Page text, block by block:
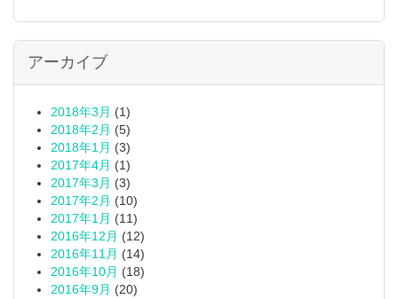
アーカイブ
2018年3月 (1)
2018年2月 (5)
2018年1月 (3)
2017年4月 (1)
2017年3月 (3)
2017年2月 (10)
2017年1月 (11)
2016年12月 (12)
2016年11月 (14)
2016年10月 (18)
2016年9月 (20)